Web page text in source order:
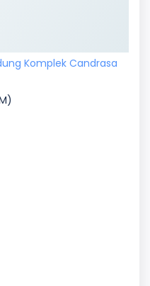
Komplek Candrasa